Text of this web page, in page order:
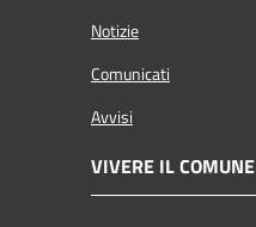
Notizie
Comunicati
Avvisi
VIVERE IL COMUNE